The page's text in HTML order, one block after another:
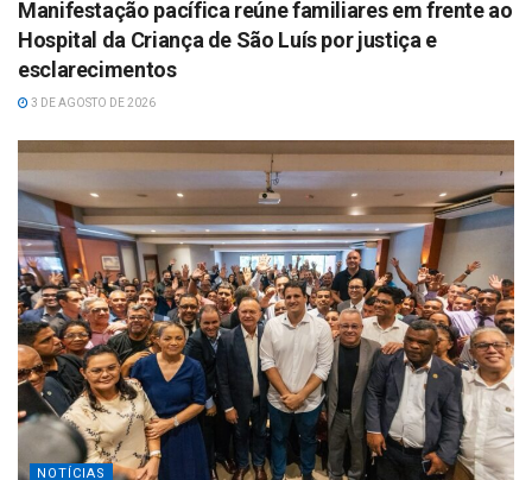
Manifestação pacífica reúne familiares em frente ao
Hospital da Criança de São Luís por justiça e
esclarecimentos
3 DE AGOSTO DE 2026
NOTÍCIAS